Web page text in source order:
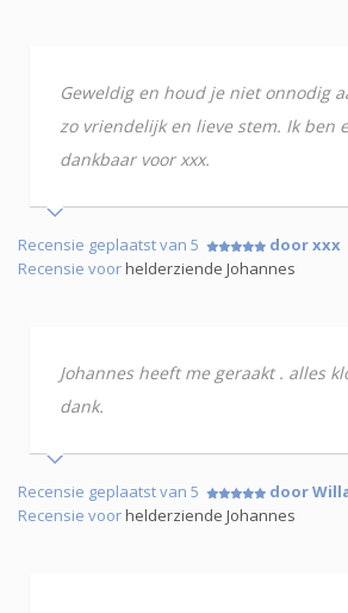
Geweldig en houd je niet onnodig
zo vriendelijk en lieve stem. Ik ben
dankbaar voor xxx.
Recensie geplaatst van 5
door xxx
Recensie voorhelderziende Johannes
Johannes heeft me geraakt . alles
dank.
Recensie geplaatst van 5 door
Recensie voorhelderziende Johannes